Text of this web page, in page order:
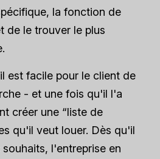
la fonction de
de le trouver le plus
est facile pour le client de
- et une fois qu'il l'a
créer une “liste de
qu'il veut louer. Dès qu'il
l'entreprise en